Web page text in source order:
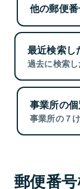
他の郵便
最近検索し
過去に検索し
事業所の
事業所の７
郵便番